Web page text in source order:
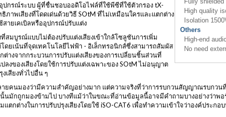
High quality
Isolation
Others
High-end
No need
ปกรณ์ระบบ ผู้ที่ชื่นชอบออดิโอไฟล์ที่ใช้พีซีที่ใช้ตัวกรอง tX-
ธิภาพเสียงที่โดดเด่นด้วยวิธี SOtM ที่ไม่เหมือนใครและแตกต่าง
สายเคเบิลหรืออุปกรณ์ปรับแต่ง
สมบูรณ์แบบไม่ต้องปรับแต่งเสียงเข้าใกล้โซลูชันการเพิ่ม
ดยเน้นที่จุดเทคโนโลยีไฟฟ้า - อิเล็กทรอนิกส์ซึ่งสามารถสัมผัส
งจากกระบวนการปรับแต่งเสียงของการเปลี่ยนชิ้นส่วนที่
ลงของเสียงโดยใช้การปรับแต่งเฉพาะของ SOtM ไม่อนุญาต
เสียงทั่วไปอื่น ๆ
ยคนมองว่ามีความสำคัญอย่างมาก แต่ความจริงที่ว่าการรบกวนสัญญาณรบกวน
นั้นมักถูกมองข้ามไป บางทีแม้ว่าในขณะที่อ่านข้อมูลนี้อาจมีคำถามบางอย่างว่าพอ
กต่างในการปรับปรุงเสียงโดยใช้ iSO-CAT6 เพื่อทำความเข้าใจว่าองค์ประกอ